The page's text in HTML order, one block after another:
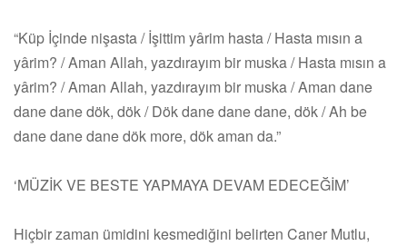
“Küp İçinde nişasta / İşittim yârim hasta / Hasta mısın a
yârim? / Aman Allah, yazdırayım bir muska / Hasta mısın a
yârim? / Aman Allah, yazdırayım bir muska / Aman dane
dane dane dök, dök / Dök dane dane dane, dök / Ah be
dane dane dane dök more, dök aman da.”
‘MÜZİK VE BESTE YAPMAYA DEVAM EDECEĞİM’
Hiçbir zaman ümidini kesmediğini belirten Caner Mutlu,